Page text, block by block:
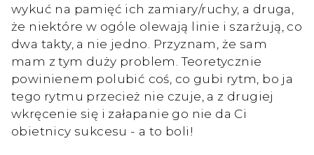
wykuć na pamięć ich zamiary/ruchy, a druga,
że niektóre w ogóle olewają linie i szarżują, co
dwa takty, a nie jedno. Przyznam, że sam
mam z tym duży problem. Teoretycznie
powinienem polubić coś, co gubi rytm, bo ja
tego rytmu przecież nie czuje, a z drugiej
wkręcenie się i załapanie go nie da Ci
obietnicy sukcesu - a to boli!